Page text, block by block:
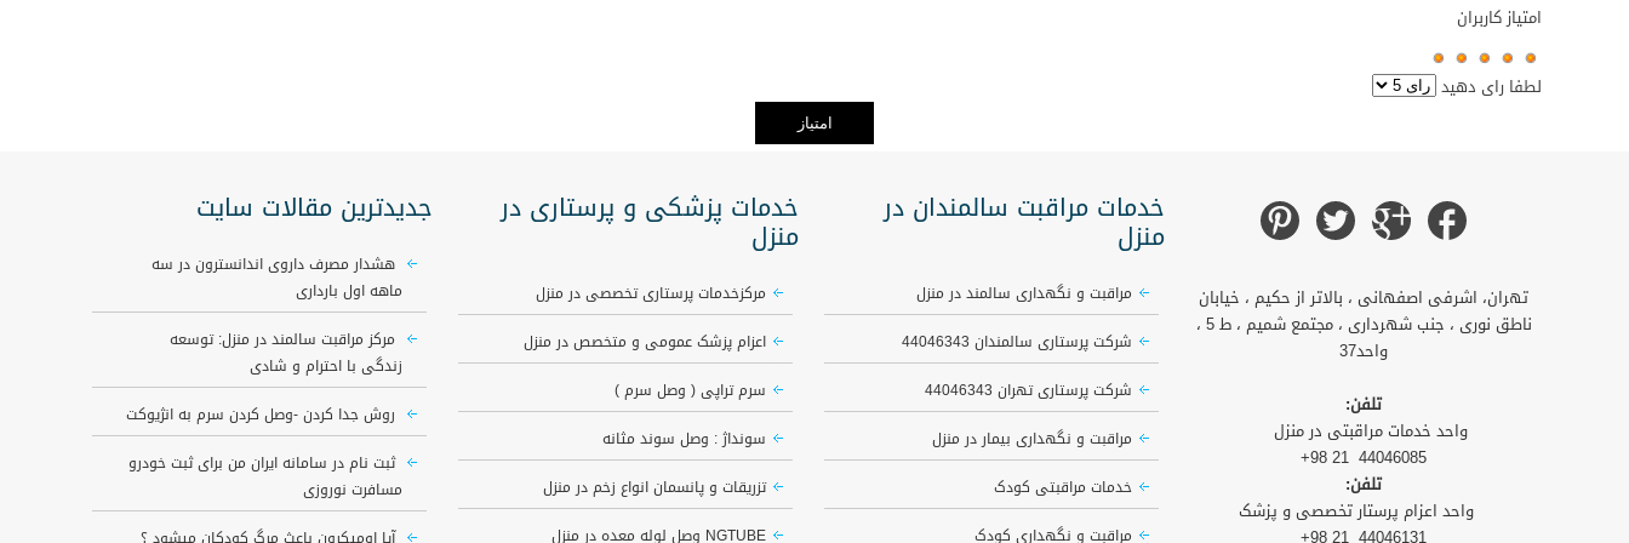
امتیاز کاربران
لطفا رای دهید
تهران، اشرفی اصفهانی ، بالاتر از حکیم ، خیابان
ناطق نوری ، جنب شهرداری ، مجتمع شمیم ، ط 5 ،
واحد37
تلفن:
واحد خدمات مراقبتی در منزل
44046085 21 98+
تلفن:
واحد اعزام پرستار تخصصی و پزشک
خدمات مراقبت سالمندان در
منزل
مراقبت و نگهداری سالمند در منزل
شرکت پرستاری سالمندان 44046343
شرکت پرستاری تهران 44046343
مراقبت و نگهداری بیمار در منزل
خدمات مراقبتی کودک
مراقبت و نگهداری کودک
خدمات پزشکی و پرستاری در
منزل
مرکزخدمات پرستاری تخصصی در منزل
اعزام پزشک عمومی و متخصص در منزل
سرم تراپی ( وصل سرم )
سونداژ : وصل سوند مثانه
تزریقات و پانسمان انواع زخم در منزل
NGTUBE وصل لوله معده در منزل
جدیدترین مقالات سایت
هشدار مصرف داروی اندانسترون در سه
ماهه اول بارداری
مرکز مراقبت سالمند در منزل: توسعه
زندگی با احترام و شادی
روش جدا کردن -وصل کردن سرم به انژیوکت
ثبت نام در سامانه ایران من برای ثبت خودرو
مسافرت نوروزی